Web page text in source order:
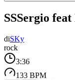
SSSergio
diSKy
rock
3:36
133 BPM